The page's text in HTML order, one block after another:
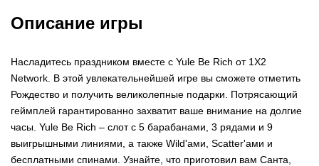
Описание игры
Насладитесь праздником вместе с Yule Be Rich от 1X2
Network. В этой увлекательнейшей игре вы сможете отметить
Рождество и получить великолепные подарки. Потрясающий
геймплей гарантированно захватит ваше внимание на долгие
часы. Yule Be Rich – слот с 5 барабанами, 3 рядами и 9
выигрышными линиями, а также Wild'ами, Scatter'ами и
бесплатными спинами. Узнайте, что приготовил вам Санта,